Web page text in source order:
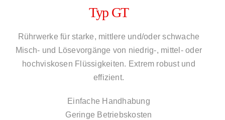
Typ GT
Rührwerke für starke, mittlere und/oder schwache
Misch- und Lösevorgänge von niedrig-, mittel- oder
hochviskosen Flüssigkeiten. Extrem robust und
effizient.
Einfache Handhabung
Geringe Betriebskosten